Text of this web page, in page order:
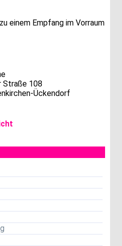
einem Empfang im Vorraum
Straße 108
Ückendorf